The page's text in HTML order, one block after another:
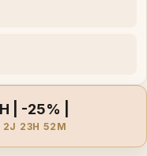
| -25% |
2J 23H 52M